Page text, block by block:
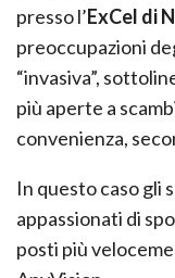
presso l’ExCel di
preoccupazioni
“invasiva”,
più aperte a
convenienza,
In questo caso gli
appassionati di
posti più